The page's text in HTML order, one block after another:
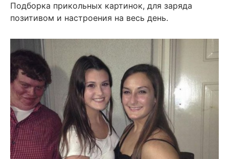
Подборка прикольных картинок, для заряда
позитивом и настроения на весь день.